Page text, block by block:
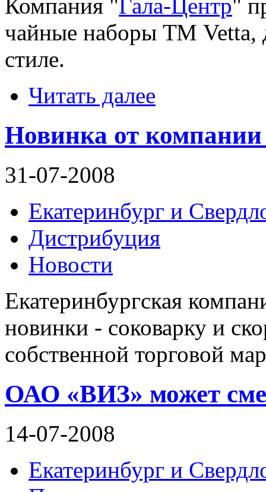
Компания "Гала-Центр"
чайные наборы ТМ Vetta,
стиле.
Читать далее
Новинка от
31-07-2008
Екатеринбург и
Дистрибуция
Новости
Екатеринбургская
новинки - соковарку и
собственной торговой
ОАО «ВИЗ» может
14-07-2008
Екатеринбург и